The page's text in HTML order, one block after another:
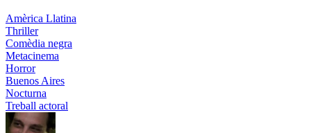
Amèrica Llatina
Thriller
Comèdia negra
Metacinema
Horror
Buenos Aires
Nocturna
Treball actoral